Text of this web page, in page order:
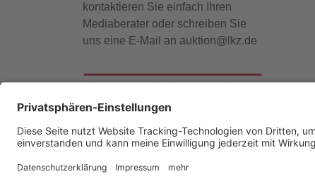
kontaktieren Sie einfach Ihren
Mediaberater oder schreiben Sie
uns eine E-Mail an auktion@lkz.de